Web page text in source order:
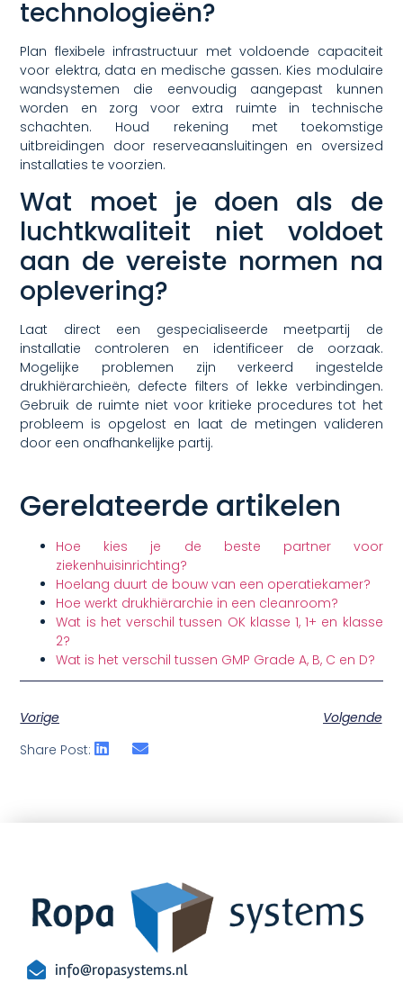
technologieën?
Plan flexibele infrastructuur met voldoende capaciteit
voor elektra, data en medische gassen. Kies modulaire
wandsystemen die eenvoudig aangepast kunnen
worden en zorg voor extra ruimte in technische
schachten. Houd rekening met toekomstige
uitbreidingen door reserveaansluitingen en oversized
installaties te voorzien.
Wat moet je doen als de
luchtkwaliteit niet voldoet
aan de vereiste normen na
oplevering?
Laat direct een gespecialiseerde meetpartij de
installatie controleren en identificeer de oorzaak.
Mogelijke problemen zijn verkeerd ingestelde
drukhiërarchieën, defecte filters of lekke verbindingen.
Gebruik de ruimte niet voor kritieke procedures tot het
probleem is opgelost en laat de metingen valideren
door een onafhankelijke partij.
Gerelateerde artikelen
Hoe kies je de beste partner voor
ziekenhuisinrichting?
Hoelang duurt de bouw van een operatiekamer?
Hoe werkt drukhiërarchie in een cleanroom?
Wat is het verschil tussen OK klasse 1, 1+ en klasse
2?
Wat is het verschil tussen GMP Grade A, B, C en D?
Vorige
Volgende
Share Post:
info@ropasystems.nl